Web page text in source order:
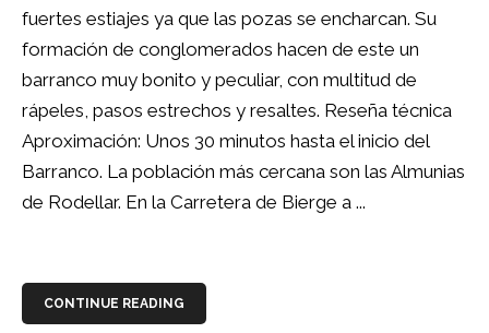
fuertes estiajes ya que las pozas se encharcan. Su
formación de conglomerados hacen de este un
barranco muy bonito y peculiar, con multitud de
rápeles, pasos estrechos y resaltes. Reseña técnica
Aproximación: Unos 30 minutos hasta el inicio del
Barranco. La población más cercana son las Almunias
de Rodellar. En la Carretera de Bierge a ...
CONTINUE READING